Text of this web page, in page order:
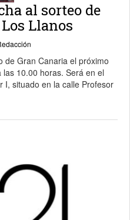
al sorteo de
Llanos
2024
de Gran Canaria el próximo
10.00 horas. Será en el
I, situado en la calle Profesor